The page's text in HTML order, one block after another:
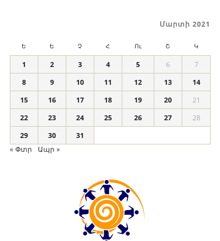
Մարտի 2021
Ե Ե Չ Հ Ու Շ Կ
1 2 3 4 5 6
7
8
9 10 11 12 13
14
15
16 17 18 19 20
21
22
23 24 25 26 27
28
29
30
31
« Փտր
Ապր »